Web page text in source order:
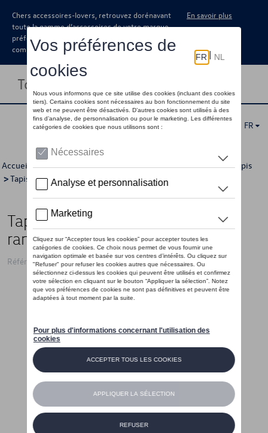
Chers accessoires-lovers, retrouvez dorénavant
toute la gamme d’accessoires de votre marque
préférée sous forme de catalogue à
commander auprès de votre concessionaire.
En savoir plus
Toggle navigation
FR
Accueil >Catalogue Volkswagen >Confort et protection >Tapis
>Tapis textile > Détail
Tapis de sol textiles, centre, 1ère
rangée de sièges, Premium
Référence: 7E0061273 WGK